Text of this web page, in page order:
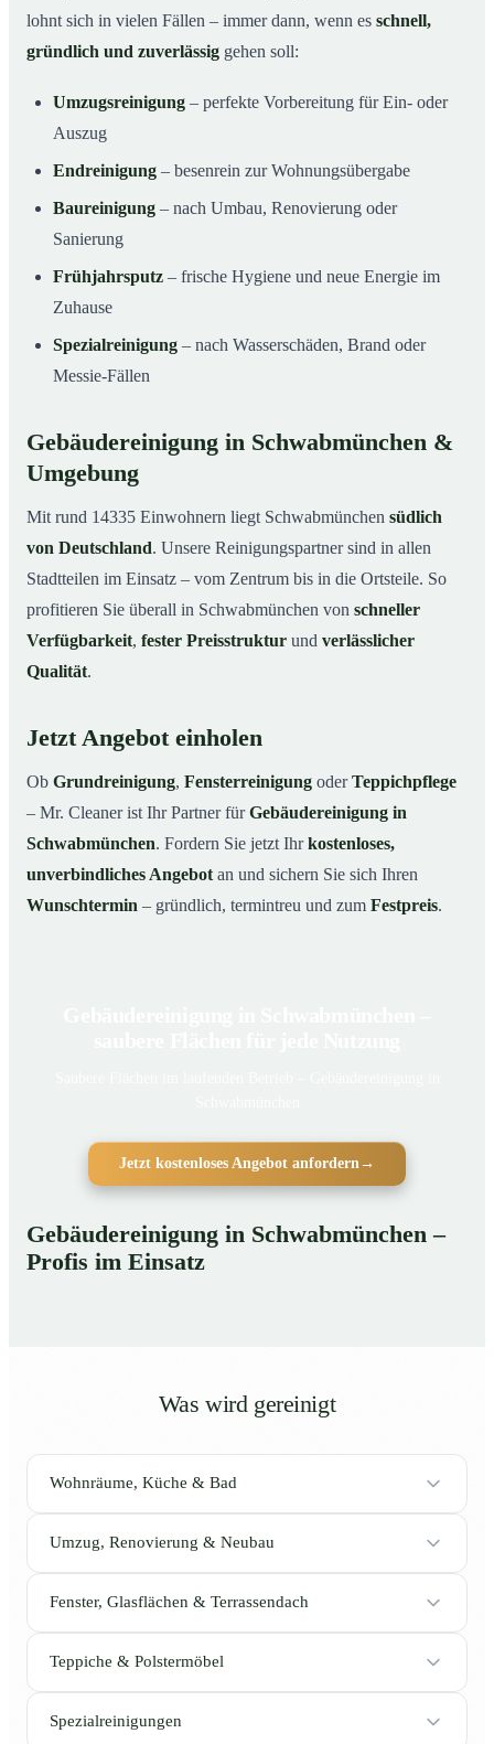
lohnt sich in vielen Fällen – immer dann, wenn es schnell,
gründlich und zuverlässig gehen soll:
Umzugsreinigung – perfekte Vorbereitung für Ein- oder
Auszug
Endreinigung – besenrein zur Wohnungsübergabe
Baureinigung – nach Umbau, Renovierung oder
Sanierung
Frühjahrsputz – frische Hygiene und neue Energie im
Zuhause
Spezialreinigung – nach Wasserschäden, Brand oder
Messie-Fällen
Gebäudereinigung in Schwabmünchen &
Umgebung
Mit rund 14335 Einwohnern liegt Schwabmünchen südlich
von Deutschland. Unsere Reinigungspartner sind in allen
Stadtteilen im Einsatz – vom Zentrum bis in die Ortsteile. So
profitieren Sie überall in Schwabmünchen von schneller
Verfügbarkeit, fester Preisstruktur und verlässlicher
Qualität.
Jetzt Angebot einholen
Ob Grundreinigung, Fensterreinigung oderTeppichpflege
– Mr. Cleaner ist Ihr Partner fürGebäudereinigung in
Schwabmünchen. Fordern Sie jetzt Ihrkostenloses,
unverbindliches Angebot an und sichern Sie sich Ihren
Wunschtermin – gründlich, termintreu und zum Festpreis.
Jetzt kostenloses Angebot anfordern →
Gebäudereinigung in Schwabmünchen –
Profis im Einsatz
Was wird gereinigt
Wohnräume, Küche & Bad
Umzug, Renovierung & Neubau
Fenster, Glasflächen & Terrassendach
Teppiche & Polstermöbel
Spezialreinigungen